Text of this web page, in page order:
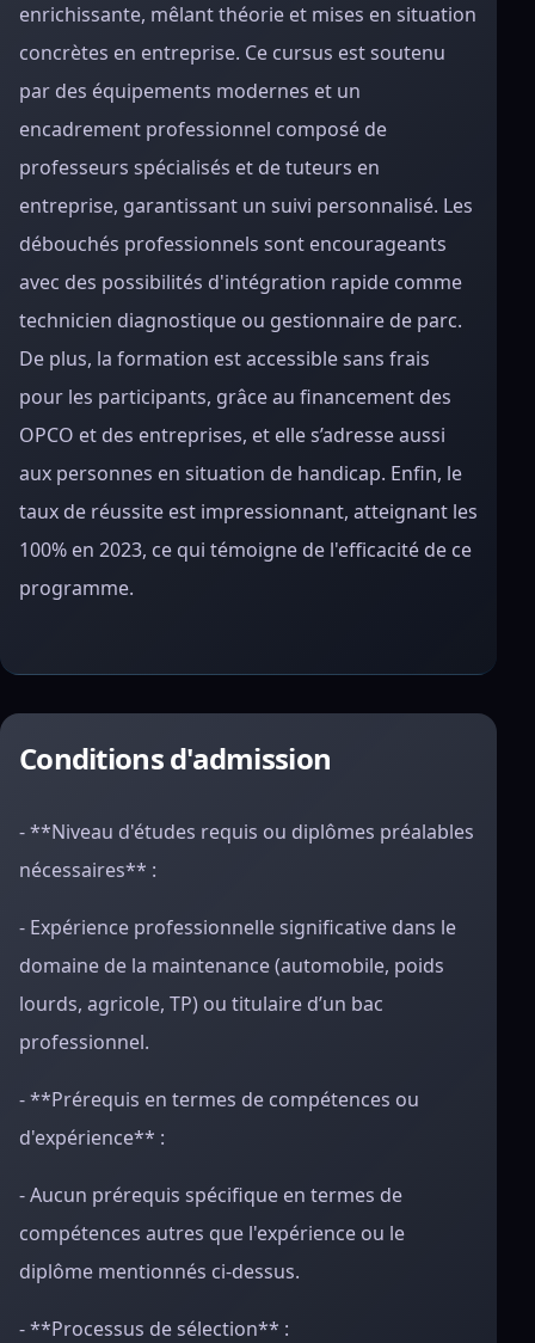
enrichissante, mêlant théorie et mises en situation
concrètes en entreprise. Ce cursus est soutenu
par des équipements modernes et un
encadrement professionnel composé de
professeurs spécialisés et de tuteurs en
entreprise, garantissant un suivi personnalisé. Les
débouchés professionnels sont encourageants
avec des possibilités d'intégration rapide comme
technicien diagnostique ou gestionnaire de parc.
De plus, la formation est accessible sans frais
pour les participants, grâce au financement des
OPCO et des entreprises, et elle s’adresse aussi
aux personnes en situation de handicap. Enfin, le
taux de réussite est impressionnant, atteignant les
100% en 2023, ce qui témoigne de l'efficacité de ce
programme.
Conditions d'admission
- **Niveau d'études requis ou diplômes préalables
nécessaires** :
- Expérience professionnelle significative dans le
domaine de la maintenance (automobile, poids
lourds, agricole, TP) ou titulaire d’un bac
professionnel.
- **Prérequis en termes de compétences ou
d'expérience** :
- Aucun prérequis spécifique en termes de
compétences autres que l'expérience ou le
diplôme mentionnés ci-dessus.
- **Processus de sélection** :